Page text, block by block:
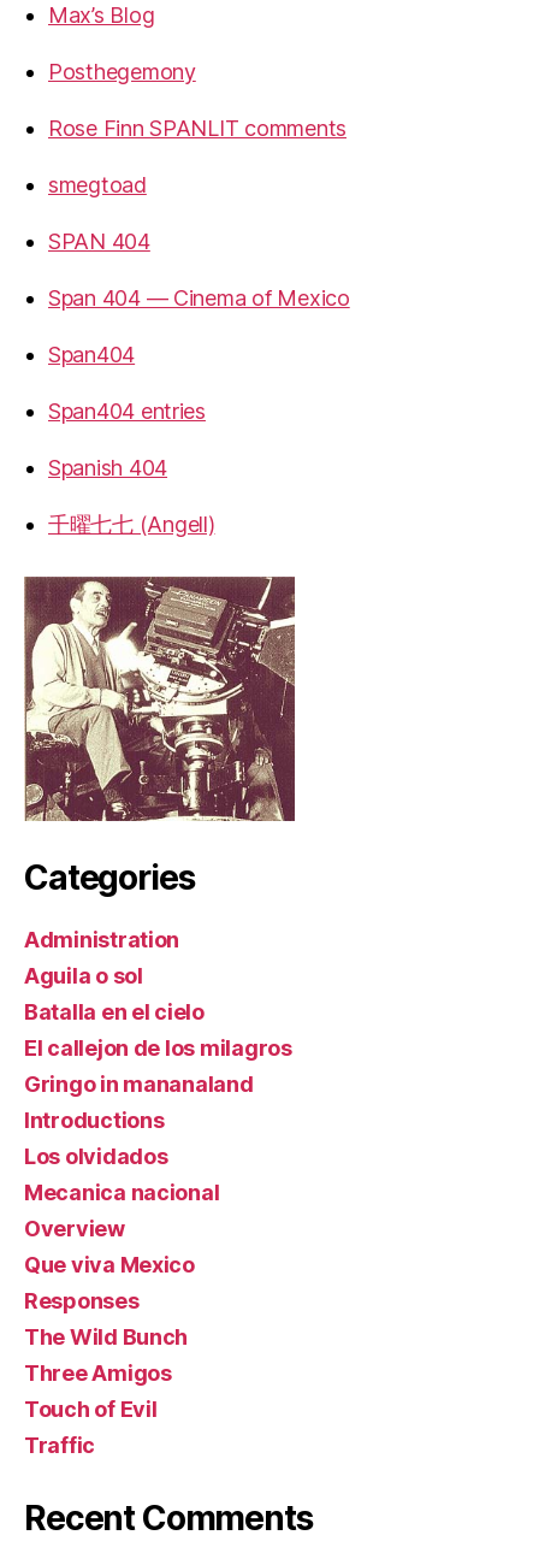
Max’s Blog
Posthegemony
Rose Finn SPANLIT comments
smegtoad
SPAN 404
Span 404 — Cinema of Mexico
Span404
Span404 entries
Spanish 404
千曜七七 (Angell)
Categories
Administration
Aguila o sol
Batalla en el cielo
El callejon de los milagros
Gringo in mananaland
Introductions
Los olvidados
Mecanica nacional
Overview
Que viva Mexico
Responses
The Wild Bunch
Three Amigos
Touch of Evil
Traffic
Recent Comments